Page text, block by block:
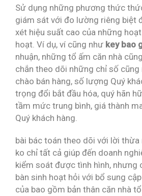
Sử dụng những phương thức
giám sát với đo lường riêng biệt
xét hiệu suất cao của những
hoạt. Ví dụ, ví cũng như key bao
nhuận, những tổ ấm căn nhà
chắn theo dõi những chỉ số cũng
chào bán hàng, số lượng Quý
trọng đổi bắt đầu hóa, quý hãn
tầm mức trung bình, giá thành
Quý khách hàng.
bài bác toán theo dõi với lời thừa
ko chỉ tất cả giúp đến doanh
kiểm soát được tình hình, nhưng
bàn sinh hoạt hỏi với bổ sung
của bao gồm bản thân căn nhà